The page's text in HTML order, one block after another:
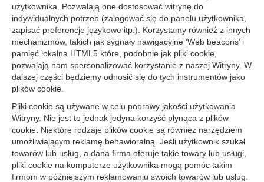
użytkownika. Pozwalają one dostosować witrynę do
indywidualnych potrzeb (zalogować się do panelu użytkownika,
zapisać preferencje językowe itp.). Korzystamy również z innych
mechanizmów, takich jak sygnały nawigacyjne ‘Web beacons’ i
pamięć lokalna HTML5 które, podobnie jak pliki cookie,
pozwalają nam spersonalizować korzystanie z naszej Witryny. W
dalszej części będziemy odnosić się do tych instrumentów jako
plików cookie.
Pliki cookie są używane w celu poprawy jakości użytkowania
Witryny. Nie jest to jednak jedyna korzyść płynąca z plików
cookie. Niektóre rodzaje plików cookie są również narzędziem
umożliwiającym reklamę behawioralną. Jeśli użytkownik szukał
towarów lub usług, a dana firma oferuje takie towary lub usługi,
pliki cookie na komputerze użytkownika mogą pomóc takim
firmom w późniejszym reklamowaniu swoich towarów lub usług.